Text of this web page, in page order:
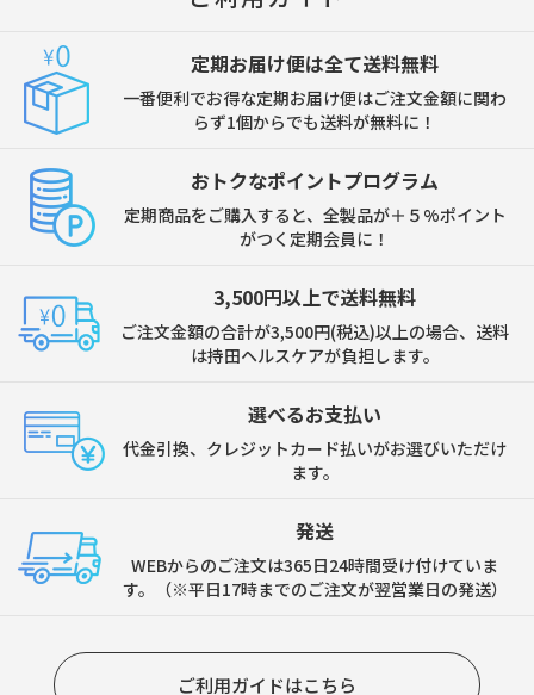
定期お届け便は全て送料無料
一番便利でお得な定期お届け便はご注文金額に関わ
らず1個からでも送料が無料に！
おトクなポイントプログラム
定期商品をご購入すると、全製品が＋５%ポイント
がつく定期会員に！
3,500円以上で送料無料
ご注文金額の合計が3,500円(税込)以上の場合、送料
は持田ヘルスケアが負担します。
選べるお支払い
代金引換、クレジットカード払いがお選びいただけ
ます。
発送
WEBからのご注文は365日24時間受け付けていま
す。（※平日17時までのご注文が翌営業日の発送）
ご利用ガイドはこちら